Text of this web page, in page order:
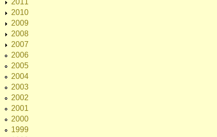
2011
2010
2009
2008
2007
2006
2005
2004
2003
2002
2001
2000
1999